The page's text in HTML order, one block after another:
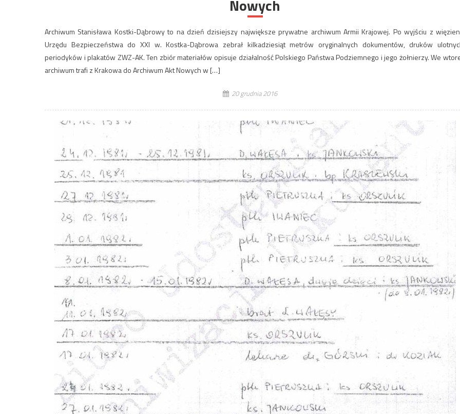
Nowych
Archiwum Stanisława Kostki-Dąbrowy to na dzień dzisiejszy największe prywatne archiwum Armii Krajowej. Po wyjściu z
Urzędu Bezpieczeństwa do XXI w. Kostka-Dąbrowa zebrał kilkadziesiąt metrów oryginalnych dokumentów, druków
periodyków i plakatów ZWZ-AK. Ten zbiór materiałów opisuje działalność Polskiego Państwa Podziemnego i jego żołnierzy. We
archiwum trafi z Krakowa do Archiwum Akt Nowych w […]
20 grudnia 2016